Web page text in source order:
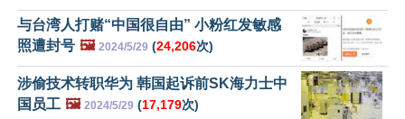
与台湾人打赌“中国很自由” 小粉红发敏感
照遭封号 🖼️ 2024/5/29 (24,206次)
涉偷技术转职华为 韩国起诉前SK海力士中
国员工 🖼️ 2024/5/29 (17,179次)